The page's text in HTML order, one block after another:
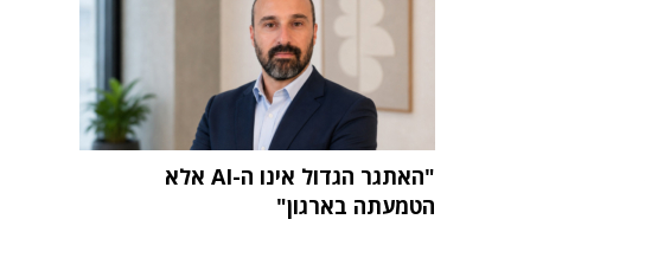
"האתגר הגדול אינו ה-AI אלא
הטמעתה בארגון"